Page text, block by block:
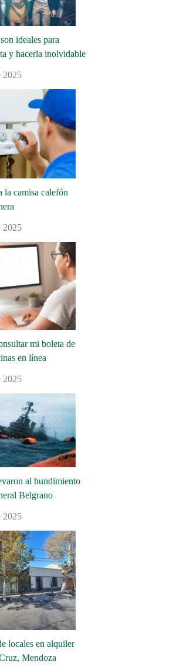
ideales para
y hacerla inolvidable
2025
la camisa calefón
2025
mi boleta de
en línea
2025
al hundimiento
Belgrano
2025
locales en alquiler
Mendoza